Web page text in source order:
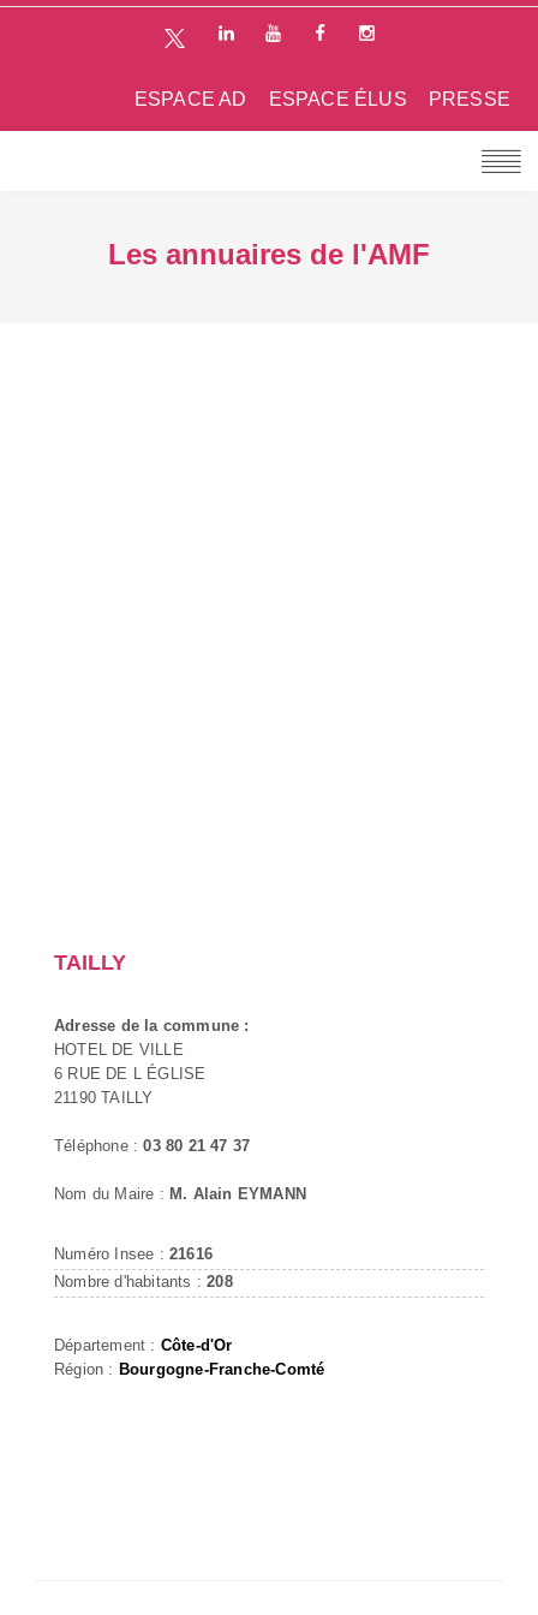
PRESSE
ESPACE ÉLUS
ESPACE AD
Les annuaires de l'AMF
TAILLY
Adresse de la commune :
HOTEL DE VILLE
6 RUE DE L ÉGLISE
21190 TAILLY
Téléphone :03 80 21 47 37
Nom du Maire : M. Alain EYMANN
Numéro Insee : 21616
Nombre d'habitants :208
Département : Côte-d'Or
Région : Bourgogne-Franche-Comté